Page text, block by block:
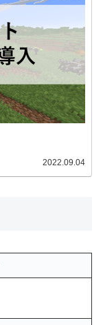
2022.09.04